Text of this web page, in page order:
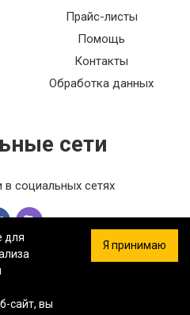
Прайс-листы
Помощь
Контакты
Обработка данных
сети
в социальных сетях
на сайте не является
для
сайт, вы
Я принимаю